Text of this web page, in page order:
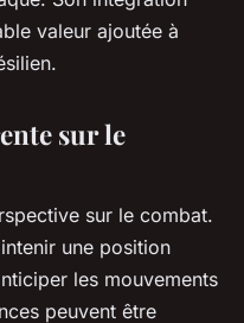
valeur ajoutée à
sur le
sur le combat.
une position
les mouvements
peuvent être